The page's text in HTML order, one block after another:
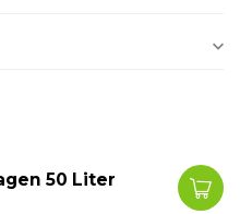
50 Liter